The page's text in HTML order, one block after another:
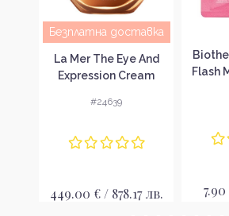
Безплатна доставка
La Mer The Eye And
Expression Cream
около очите и
#24639
449.00 € / 878.17 лв.
Flash